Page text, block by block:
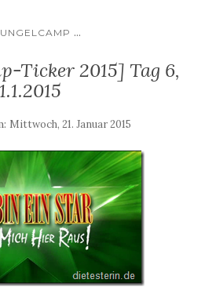
...
Ticker 2015] Tag 6,
Mittwoch, 21. Januar 2015